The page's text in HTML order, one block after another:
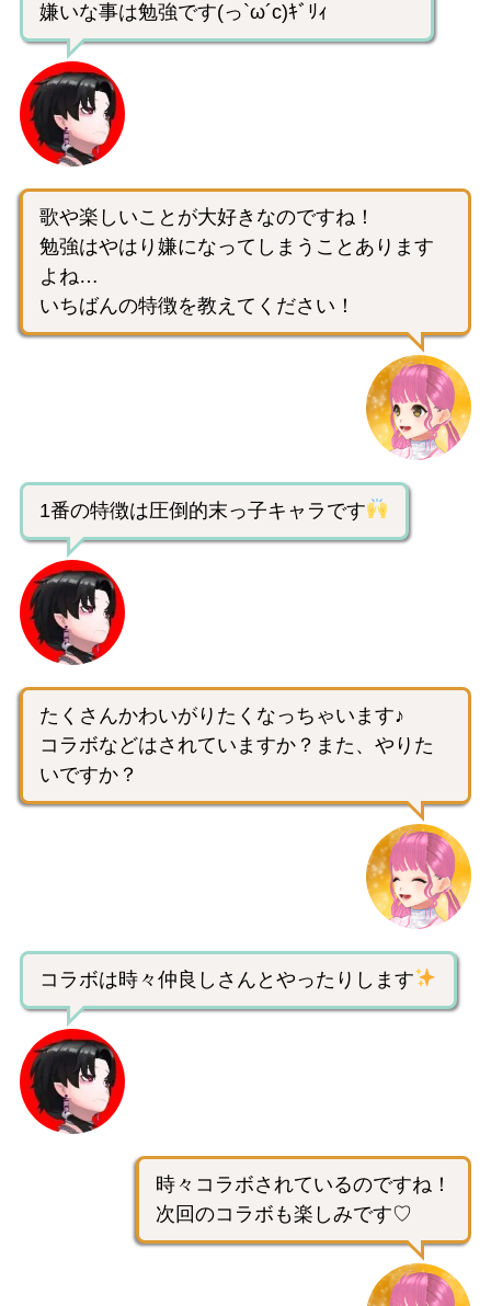
嫌いな事は勉強です(っ`ω´c)ｷﾞﾘｨ
歌や楽しいことが大好きなのですね！
勉強はやはり嫌になってしまうことあります
よね…
いちばんの特徴を教えてください！
1番の特徴は圧倒的末っ子キャラです
たくさんかわいがりたくなっちゃいます♪
コラボなどはされていますか？また、やりた
いですか？
コラボは時々仲良しさんとやったりします
時々コラボされているのですね！
次回のコラボも楽しみです♡